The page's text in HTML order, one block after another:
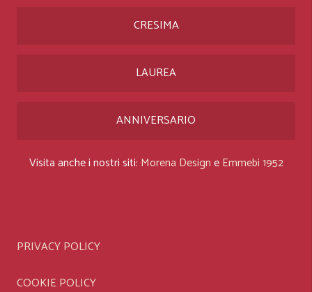
CRESIMA
LAUREA
ANNIVERSARIO
Visita anche i nostri siti: Morena DesigneEmmebi 1952
PRIVACY POLICY
COOKIE POLICY